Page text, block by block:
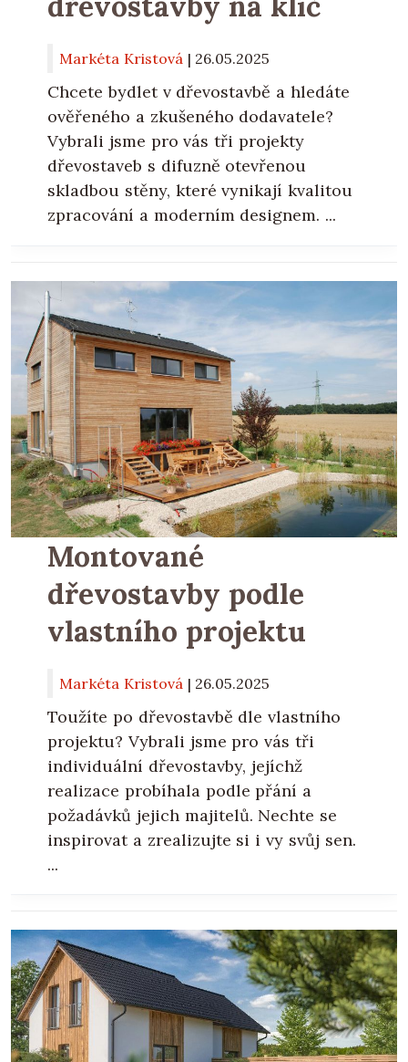
Markéta Kristová | 26.05.2025
Chcete bydlet v dřevostavbě a hledáte
ověřeného a zkušeného dodavatele?
Vybrali jsme pro vás tři projekty
dřevostaveb s difuzně otevřenou
skladbou stěny, které vynikají kvalitou
zpracování a moderním designem. ...
Montované
dřevostavby podle
vlastního projektu
Markéta Kristová | 26.05.2025
Toužíte po dřevostavbě dle vlastního
projektu? Vybrali jsme pro vás tři
individuální dřevostavby, jejíchž
realizace probíhala podle přání a
požadávků jejich majitelů. Nechte se
inspirovat a zrealizujte si i vy svůj sen.
...